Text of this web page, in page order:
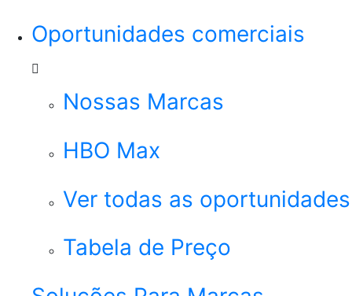
Oportunidades comerciais
Nossas Marcas
HBO Max
Ver todas as oportunidades
Tabela de Preço